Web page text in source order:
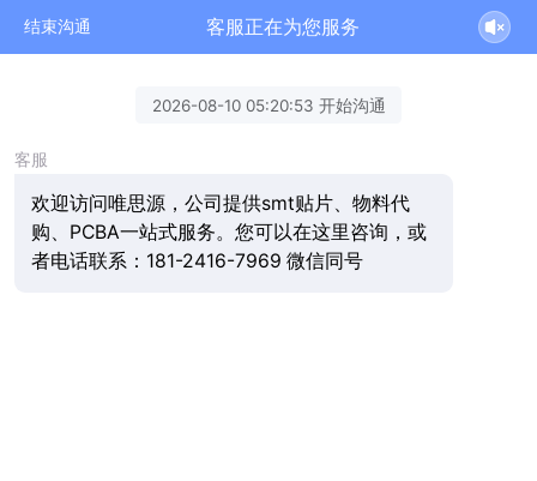
结束沟通 客服正在为您服务
2026-08-10 05:20:53 开始沟通
客服
欢迎访问唯思源，公司提供smt贴片、物料代
购、PCBA一站式服务。您可以在这里咨询，或
者电话联系：181-2416-7969 微信同号